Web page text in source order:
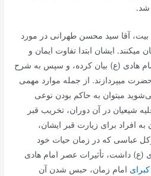
شد.
آقا سید محسن طهرانی در مورد
میکنند. ایشان ابتدا تفاوت ایمان و
هادی (ع) بیان کرده، و سپس به شرح
میپردازند. از جمله موارد مهمی
میتوان به حاکم بودن نوعی
شیعیان در آن دوران، تخریب قبر
به افراد برای زیارت قبر ایشان،
عباسی که در زمان حیات خود
(ع) داشت، تأثیرات عصر امام هادی
امام زمان، حبس شدن آن